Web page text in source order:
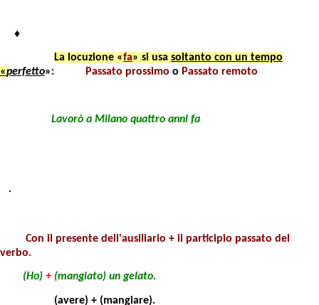
♦
La locuzione «fa» si usa soltanto con un tempo
«perfetto»: Passato prossimo o Passato remoto
Lavorò a Milano quattro anni fa
.
Con il presente dell'ausiliario + il participio passato del
verbo.
(Ho) + (mangiato) un gelato.
(avere) + (mangiare).